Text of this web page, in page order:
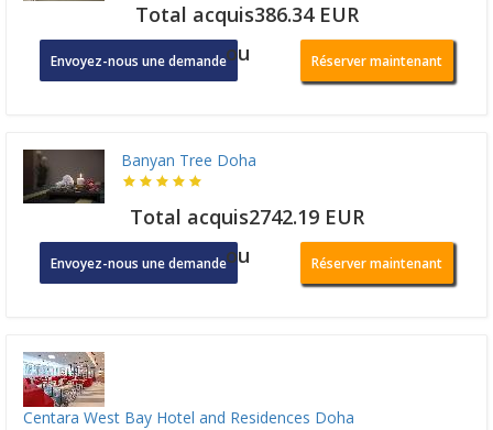
Total acquis386.34 EUR
Envoyez-nous une demandeou Réserver maintenant
Banyan Tree Doha
Total acquis2742.19 EUR
Envoyez-nous une demandeou Réserver maintenant
Centara West Bay Hotel and Residences Doha